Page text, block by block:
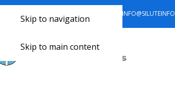
Skip to navigation
Skip to main content